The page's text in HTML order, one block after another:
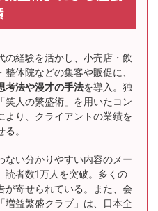
の経験を活かし、小売店・飲
整体院などの集客や販促に、
考法や漫才の手法を導入。独
笑人の繁盛術」を用いたコン
より、クライアントの業績を
。
ない分かりやすい内容のメー
読者数1万人を突破。多くの
が寄せられている。また、会
増益繁盛クラブ」は、日本全